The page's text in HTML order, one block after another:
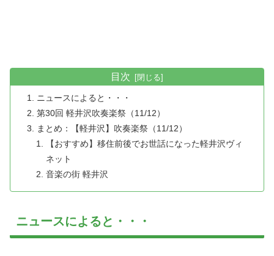
目次
ニュースによると・・・
第30回 軽井沢吹奏楽祭（11/12）
まとめ：【軽井沢】吹奏楽祭（11/12）
【おすすめ】移住前後でお世話になった軽井沢ヴィ
ネット
音楽の街 軽井沢
ニュースによると・・・